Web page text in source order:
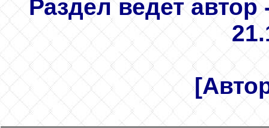
Раздел ведет